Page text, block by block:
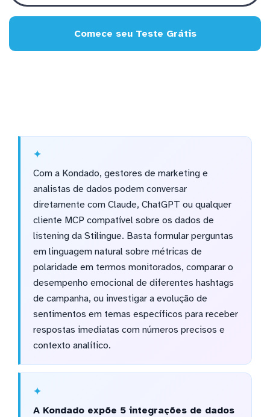
Comece seu Teste Grátis
Com a Kondado, gestores de marketing e
analistas de dados podem conversar
diretamente com Claude, ChatGPT ou qualquer
cliente MCP compatível sobre os dados de
listening da Stilingue. Basta formular perguntas
em linguagem natural sobre métricas de
polaridade em termos monitorados, comparar o
desempenho emocional de diferentes hashtags
de campanha, ou investigar a evolução de
sentimentos em temas específicos para receber
respostas imediatas com números precisos e
contexto analítico.
A Kondado expõe 5 integrações de dados